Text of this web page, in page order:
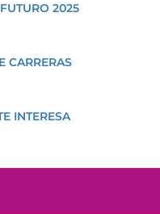
2025
CARRERAS
INTERESA